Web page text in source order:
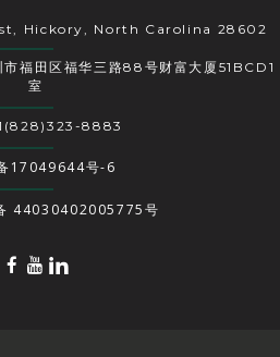
Hickory, North Carolina 28602
福田区福华三路88号财富大厦51BCD1
室
8883
17049644号-6
44030402005775号